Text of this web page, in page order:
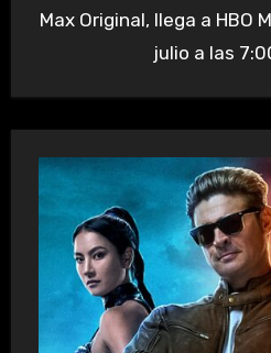
Max Original, llega a HBO
julio a las